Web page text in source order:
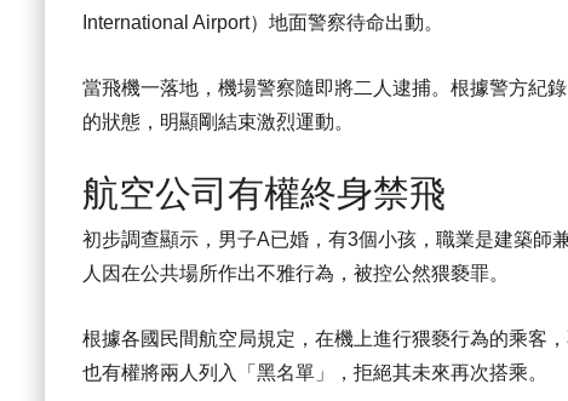
International Airport）地面警察待命出動。
當飛機一落地，機場警察隨即將二人逮捕。根據警方紀
的狀態，明顯剛結束激烈運動。
航空公司有權終身禁飛
初步調查顯示，男子A已婚，有3個小孩，職業是建築師
人因在公共場所作出不雅行為，被控公然猥褻罪。
根據各國民間航空局規定，在機上進行猥褻行為的乘客
也有權將兩人列入「黑名單」，拒絕其未來再次搭乘。